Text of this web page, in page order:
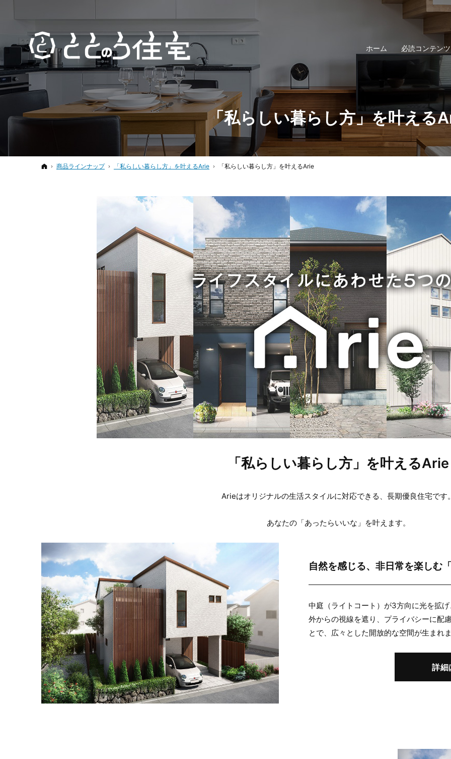
「私らしい暮らし方」を叶える
ホーム
商品ラインナップ 「私らしい暮らし方」を叶えるArie 「私らしい暮らし方」を叶えるArie
「私らしい暮らし方」を叶えるArie
Arieはオリジナルの生活スタイルに対応できる、 長期優良住宅です
あなたの「あったらいいな」を叶えます。
自然を感じる、非日常を楽しむ
中庭（ライトコート）が3方向に光を拡
外からの視線を遮り、プライバシーに配
とで、広々とした開放的な空間が生まれ
詳細
ホーム 必読コンテンツ